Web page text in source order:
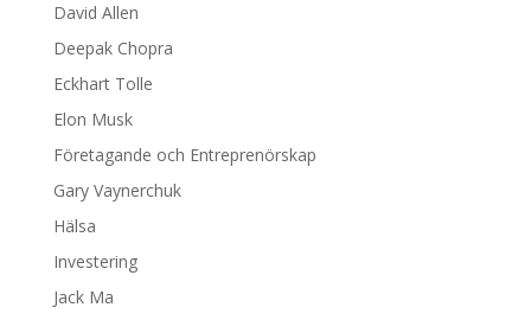
David Allen
Deepak Chopra
Eckhart Tolle
Elon Musk
Företagande och Entreprenörskap
Gary Vaynerchuk
Hälsa
Investering
Jack Ma